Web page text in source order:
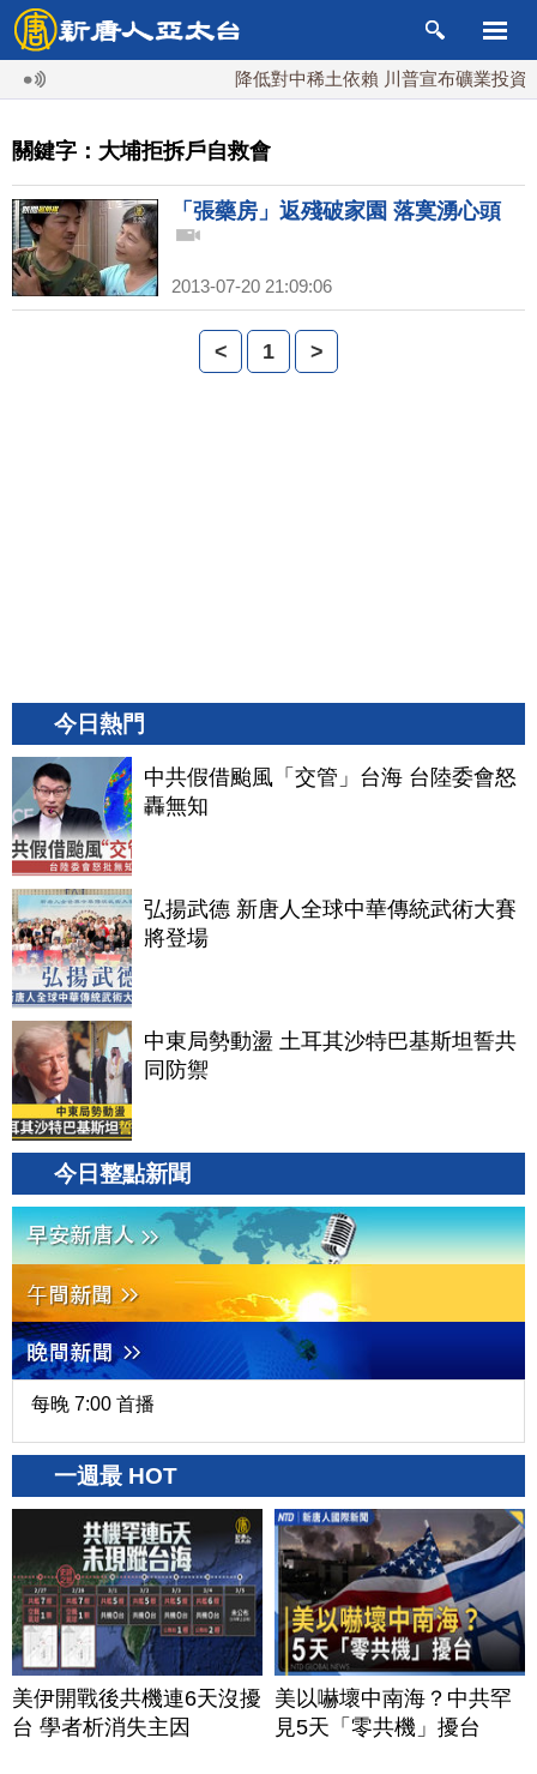
降低對中稀土依賴 川普宣布礦業投資20
關鍵字：大埔拒拆戶自救會
「張藥房」返殘破家園 落寞湧心頭
2013-07-20 21:09:06
< 1 >
今日熱門
中共假借颱風「交管」台海 台陸委會怒
轟無知
弘揚武德 新唐人全球中華傳統武術大賽
將登場
中東局勢動盪 土耳其沙特巴基斯坦誓共
同防禦
今日整點新聞
每晚 7:00 首播
一週最 HOT
美伊開戰後共機連6天沒擾
台 學者析消失主因
美以嚇壞中南海？中共罕
見5天「零共機」擾台